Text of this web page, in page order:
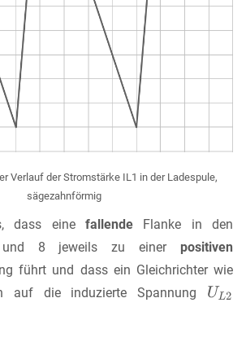
Verlauf der Stromstärke IL1 in der Ladespule,
sägezahnförmig
dass eine fallendeFlanke in den
und 8 jeweils zu einer positiven
führt und dass ein Gleichrichter wie
auf die induzierte Spannung